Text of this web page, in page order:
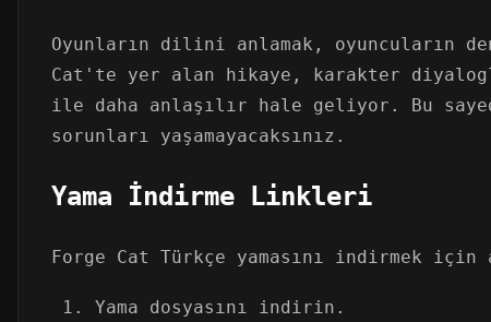
Oyunların dilini anlamak, oyuncuların
Cat'te yer alan hikaye, karakter
ile daha anlaşılır hale geliyor. Bu
sorunları yaşamayacaksınız.
Yama İndirme Linkleri
Forge Cat Türkçe yamasını indirmek
Yama dosyasını indirin.